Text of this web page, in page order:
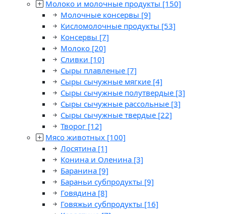
Молоко и молочные продукты [150]
Молочные консервы [9]
Кисломолочные продукты [53]
Консервы [7]
Молоко [20]
Сливки [10]
Сыры плавленые [7]
Сыры сычужные мягкие [4]
Сыры сычужные полутвердые [3]
Сыры сычужные рассольные [3]
Сыры сычужные твердые [22]
Творог [12]
Мясо животных [100]
Лосятина [1]
Конина и Оленина [3]
Баранина [9]
Бараньи субпродукты [9]
Говядина [8]
Говяжьи субпродукты [16]